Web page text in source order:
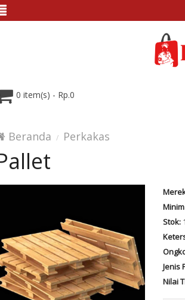
0 item(s) - Rp.0
Beranda Perkakas
Stok:
Jenis
Nilai